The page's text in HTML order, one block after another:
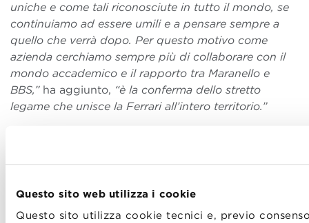
Questo sito web utilizza i cookie
Questo sito utilizza cookie tecnici e, previo
uniche e come tali riconosciute in tutto il mondo, se
continuiamo ad essere umili e a pensare sempre a
quello che verrà dopo. Per questo motivo come
azienda cerchiamo sempre più di collaborare con il
mondo accademico e il rapporto tra Maranello e
BBS,”ha aggiunto, “è la conferma dello stretto
legame che unisce la Ferrari all’intero territorio.”